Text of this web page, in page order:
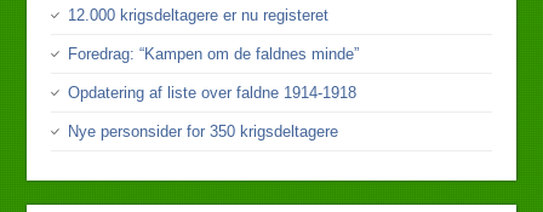
12.000 krigsdeltagere er nu registeret
Foredrag: “Kampen om de faldnes minde”
Opdatering af liste over faldne 1914-1918
Nye personsider for 350 krigsdeltagere